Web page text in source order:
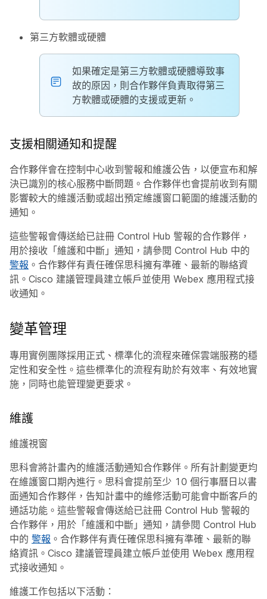
第三方軟體或硬體
如果確定是第三方軟體或硬體導致事
故的原因，則合作夥伴負責取得第三
方軟體或硬體的支援或更新。
支援相關通知和提醒
合作夥伴會在控制中心收到警報和維護公告，以便宣布和解
決已識別的核心服務中斷問題。合作夥伴也會提前收到有關
影響較大的維護活動或超出預定維護窗口範圍的維護活動的
通知。
這些警報會傳送給已註冊 Control Hub 警報的合作夥伴，
用於接收「維護和中斷」通知，請參閱 Control Hub 中的
警報 。合作夥伴有責任確保思科擁有準確、最新的聯絡資
訊。Cisco 建議管理員建立帳戶並使用 Webex 應用程式接
收通知。
變革管理
專用實例團隊採用正式、標準化的流程來確保雲端服務的穩
定性和安全性。這些標準化的流程有助於有效率、有效地實
施，同時也能管理變更要求。
維護
維護視窗
思科會將計畫內的維護活動通知合作夥伴。所有計劃變更均
在維護窗口期內進行。思科會提前至少 10 個行事曆日以書
面通知合作夥伴，告知計畫中的維修活動可能會中斷客戶的
通話功能。這些警報會傳送給已註冊 Control Hub 警報的
合作夥伴，用於「維護和中斷 」通知，請參閱 Control Hub
中的 警報 。合作夥伴有責任確保思科擁有準確、最新的聯
絡資訊。Cisco 建議管理員建立帳戶並使用 Webex 應用程
式接收通知。
維護工作包括以下活動：